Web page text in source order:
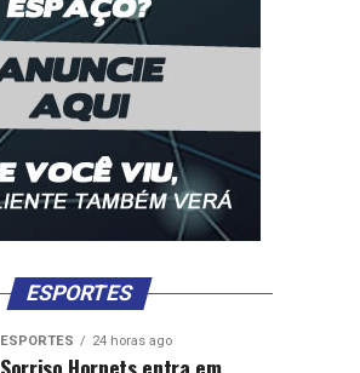
ESPORTES
ESPORTES 24 horas ago